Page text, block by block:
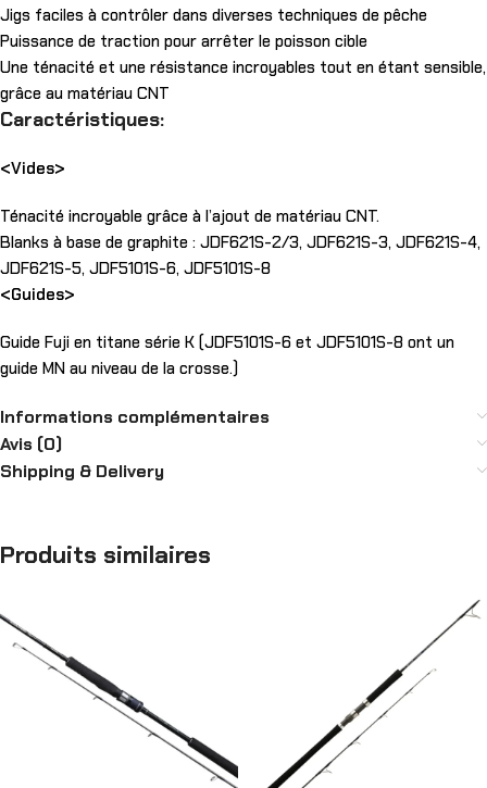
Jigs faciles à contrôler dans diverses techniques de pêche
Puissance de traction pour arrêter le poisson cible
Une ténacité et une résistance incroyables tout en étant sensible,
grâce au matériau CNT
Caractéristiques:
<Vides>
Ténacité incroyable grâce à l’ajout de matériau CNT.
Blanks à base de graphite : JDF621S-2/3, JDF621S-3, JDF621S-4,
JDF621S-5, JDF5101S-6, JDF5101S-8
<Guides>
Guide Fuji en titane série K (JDF5101S-6 et JDF5101S-8 ont un
guide MN au niveau de la crosse.)
Informations complémentaires
Avis (0)
Shipping & Delivery
Produits similaires